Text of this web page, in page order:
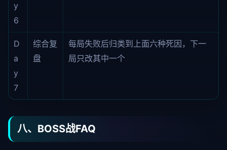
y
6
D
a
y
7
综合复
盘
每局失败后归类到上面六种死因，下一
局只改其中一个
八、BOSS战FAQ